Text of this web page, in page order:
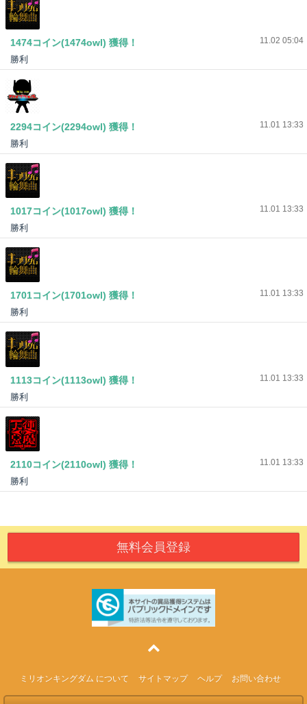
1ライン
8ライン
11.02 05:04
1474コイン(1474owl) 獲得！
勝利
11.01 13:33
2294コイン(2294owl) 獲得！
勝利
11.01 13:33
1017コイン(1017owl) 獲得！
勝利
11.01 13:33
1701コイン(1701owl) 獲得！
勝利
11.01 13:33
1113コイン(1113owl) 獲得！
勝利
11.01 13:33
2110コイン(2110owl) 獲得！
勝利
無料会員登録
ミリオンキングダム について サイトマップ ヘルプ お問い合わせ